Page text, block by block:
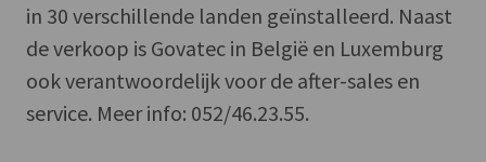
in 30 verschillende landen geïnstalleerd. Naast
de verkoop is Govatec in België en Luxemburg
ook verantwoordelijk voor de after-sales en
service. Meer info: 052/46.23.55.